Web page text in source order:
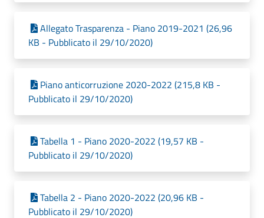
Allegato Trasparenza - Piano 2019-2021 (26,96
KB - Pubblicato il 29/10/2020)
Piano anticorruzione 2020-2022 (215,8 KB -
Pubblicato il 29/10/2020)
Tabella 1 - Piano 2020-2022 (19,57 KB -
Pubblicato il 29/10/2020)
Tabella 2 - Piano 2020-2022 (20,96 KB -
Pubblicato il 29/10/2020)